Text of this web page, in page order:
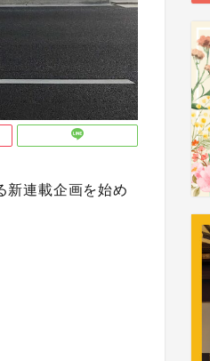
新連載企画を始め